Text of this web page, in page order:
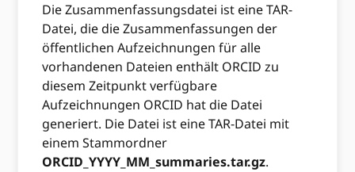
Die Zusammenfassungsdatei ist eine TAR-
Datei, die die Zusammenfassungen der
öffentlichen Aufzeichnungen für alle
vorhandenen Dateien enthält ORCID zu
diesem Zeitpunkt verfügbare
Aufzeichnungen ORCID hat die Datei
generiert. Die Datei ist eine TAR-Datei mit
einem Stammordner
ORCID_YYYY_MM_summaries.tar.gz.